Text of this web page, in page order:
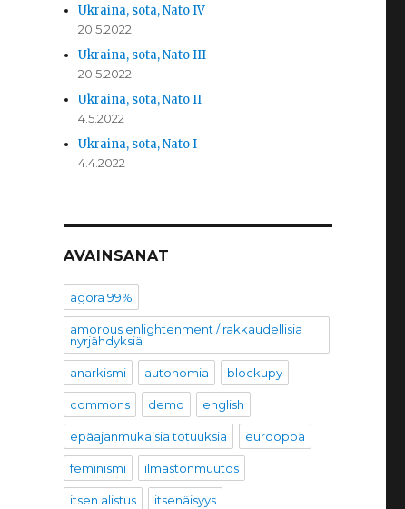
Ukraina, sota, Nato IV
20.5.2022
Ukraina, sota, Nato III
20.5.2022
Ukraina, sota, Nato II
4.5.2022
Ukraina, sota, Nato I
4.4.2022
AVAINSANAT
agora 99%
amorous enlightenment / rakkaudellisia
nyrjähdyksiä
anarkismi autonomia blockupy
commons demo english
epäajanmukaisia totuuksia eurooppa
feminismi ilmastonmuutos
itsen alistus itsenäisyys